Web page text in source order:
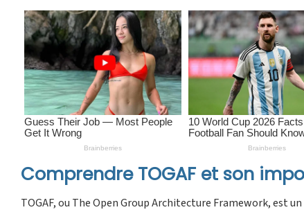
Comprendre TOGAF et son
TOGAF, ou The Open Group Architecture Framework, est